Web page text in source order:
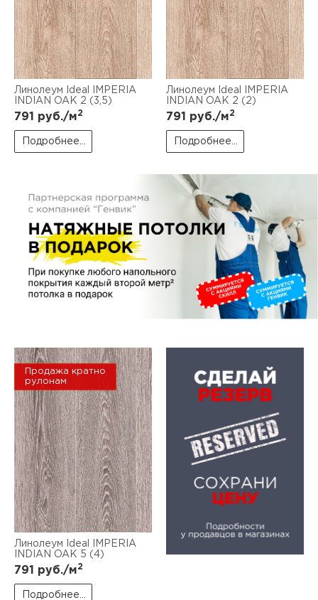
Линолеум Ideal IMPERIA
INDIAN OAK 2 (3,5)
791 руб./м2
Подробнее...
Линолеум Ideal IMPERIA
INDIAN OAK 2 (2)
791 руб./м2
Подробнее...
Продажа кратно
рулонам
Линолеум Ideal IMPERIA
INDIAN OAK 5 (4)
791 руб./м2
Подробнее...